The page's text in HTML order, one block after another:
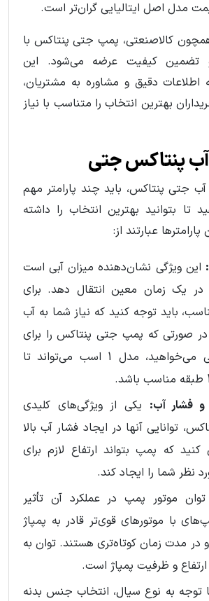
مدل اصل ایتالیایی گران‌تر است.
کالاصنعتی، پمپ جتی پنتاکس با
کیفیت عرضه می‌شود. این
اطلاعات دقیق و مشاوره به مشتریان،
بهترین انتخاب را متناسب با نیاز
پنتاکس جتی
جتی پنتاکس، باید چند پارامتر مهم
تا بتوانید بهترین انتخاب را داشته
عبارتند از:
این ویژگی نشان‌دهنده میزان آبی است
یک زمان معین انتقال دهد. برای
باید توجه کنید که نیاز شما به آب
صورتی که پمپ جتی پنتاکس را برای
ساختمان مسکونی می‌خواهید، مدل 1 اسب می‌تواند تا
و فشار آب: یکی از ویژگی‌های کلیدی
توانایی آنها در ایجاد فشار آب بالا
که پمپ بتواند ارتفاع لازم برای
نظر شما را ایجاد کند.
توان موتور پمپ در عملکرد آن تأثیر
با موتورهای قوی‌تر قادر به پمپاژ
در مدت زمان کوتاه‌تری هستند. توان به
و ظرفیت پمپاژ است.
توجه به نوع سیال، انتخاب جنس بدنه